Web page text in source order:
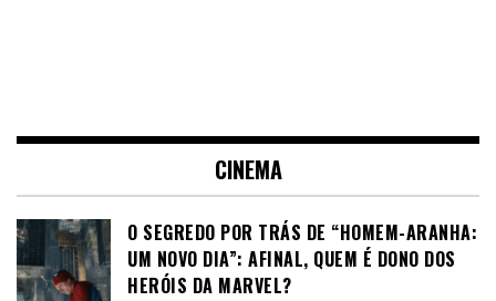
CINEMA
O SEGREDO POR TRÁS DE “HOMEM-ARANHA:
UM NOVO DIA”: AFINAL, QUEM É DONO DOS
HERÓIS DA MARVEL?